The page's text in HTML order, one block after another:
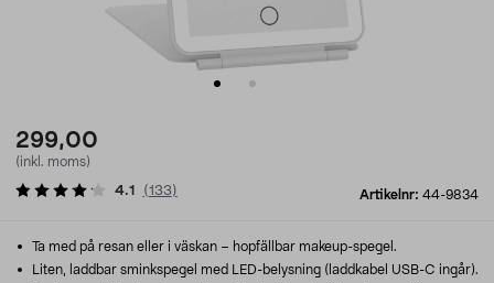
299,00
(inkl. moms)
Artikelnr: 44-9834
4.1 (133)
Ta med på resan eller i väskan – hopfällbar makeup-spegel.
Liten, laddbar sminkspegel med LED-belysning (laddkabel USB-C ingår).